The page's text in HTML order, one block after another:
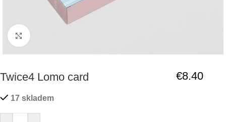
Click to enlarge
Twice4 Lomo card €8.40
17 skladem